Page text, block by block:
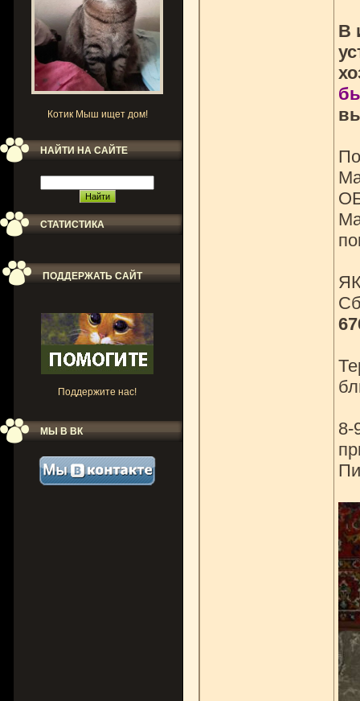
Котик Мыш ищет дом!
НАЙТИ НА САЙТЕ
СТАТИСТИКА
ПОДДЕРЖАТЬ САЙТ
Поддержите нас!
МЫ В ВК
В
8-